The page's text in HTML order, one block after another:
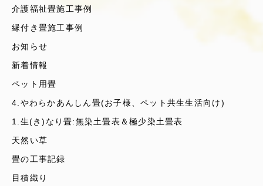
介護福祉畳施工事例
縁付き畳施工事例
お知らせ
新着情報
ペット用畳
4.やわらかあんしん畳(お子様、ペット共生生活向け)
1.生(き)なり畳:無染土畳表＆極少染土畳表
天然い草
畳の工事記録
目積織り